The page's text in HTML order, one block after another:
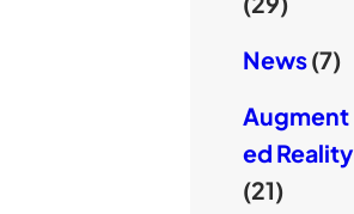
News(7)
Augment
ed Reality
(21)